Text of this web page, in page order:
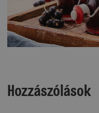
Hozzászólások